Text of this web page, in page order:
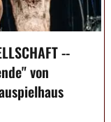
--
von